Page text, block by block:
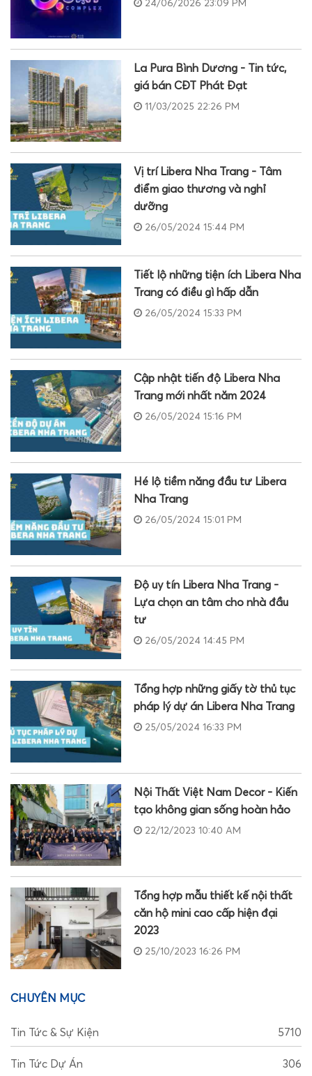
24/06/2026 23:09 PM
La Pura Bình Dương - Tin tức,
giá bán CĐT Phát Đạt
11/03/2025 22:26 PM
Vị trí Libera Nha Trang - Tâm
điểm giao thương và nghỉ
dưỡng
26/05/2024 15:44 PM
Tiết lộ những tiện ích Libera Nha
Trang có điều gì hấp dẫn
26/05/2024 15:33 PM
Cập nhật tiến độ Libera Nha
Trang mới nhất năm 2024
26/05/2024 15:16 PM
Hé lộ tiềm năng đầu tư Libera
Nha Trang
26/05/2024 15:01 PM
Độ uy tín Libera Nha Trang -
Lựa chọn an tâm cho nhà đầu
tư
26/05/2024 14:45 PM
Tổng hợp những giấy tờ thủ tục
pháp lý dự án Libera Nha Trang
25/05/2024 16:33 PM
Nội Thất Việt Nam Decor - Kiến
tạo không gian sống hoàn hảo
22/12/2023 10:40 AM
Tổng hợp mẫu thiết kế nội thất
căn hộ mini cao cấp hiện đại
2023
25/10/2023 16:26 PM
CHUYÊN MỤC
Tin Tức & Sự Kiện 5710
Tin Tức Dự Án 306